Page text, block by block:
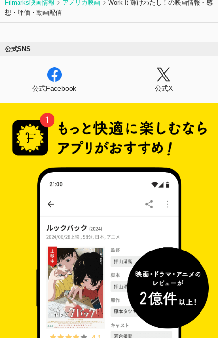
Filmarks映画情報 アメリカ映画
Work It 輝けわたし！の映画情報・感
想・評価・動画配信
公式SNS
公式Facebook 公式X